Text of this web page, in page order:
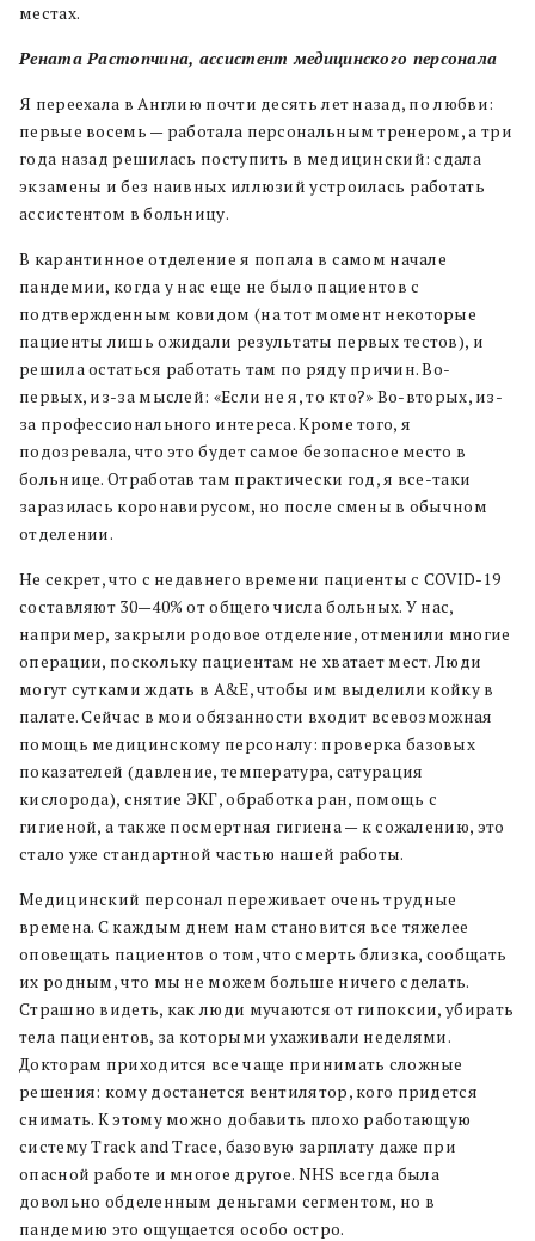
местах.
Рената Растопчина, ассистент медицинского персонала
Я переехала в Англию почти десять лет назад, по любви:
первые восемь — работала персональным тренером, а три
года назад решилась поступить в медицинский: сдала
экзамены и без наивных иллюзий устроилась работать
ассистентом в больницу.
В карантинное отделение я попала в самом начале
пандемии, когда у нас еще не было пациентов с
подтвержденным ковидом (на тот момент некоторые
пациенты лишь ожидали результаты первых тестов), и
решила остаться работать там по ряду причин. Во-
первых, из-за мыслей: «Если не я, то кто?» Во-вторых, из-
за профессионального интереса. Кроме того, я
подозревала, что это будет самое безопасное место в
больнице. Отработав там практически год, я все-таки
заразилась коронавирусом, но после смены в обычном
отделении.
Не секрет, что с недавнего времени пациенты с COVID-19
составляют 30—40% от общего числа больных. У нас,
например, закрыли родовое отделение, отменили многие
операции, поскольку пациентам не хватает мест. Люди
могут сутками ждать в A&E, чтобы им выделили койку в
палате. Сейчас в мои обязанности входит всевозможная
помощь медицинскому персоналу: проверка базовых
показателей (давление, температура, сатурация
кислорода), снятие ЭКГ, обработка ран, помощь с
гигиеной, а также посмертная гигиена — к сожалению, это
стало уже стандартной частью нашей работы.
Медицинский персонал переживает очень трудные
времена. С каждым днем нам становится все тяжелее
оповещать пациентов о том, что смерть близка, сообщать
их родным, что мы не можем больше ничего сделать.
Страшно видеть, как люди мучаются от гипоксии, убирать
тела пациентов, за которыми ухаживали неделями.
Докторам приходится все чаще принимать сложные
решения: кому достанется вентилятор, кого придется
снимать. К этому можно добавить плохо работающую
систему Track and Trace, базовую зарплату даже при
опасной работе и многое другое. NHS всегда была
довольно обделенным деньгами сегментом, но в
пандемию это ощущается особо остро.